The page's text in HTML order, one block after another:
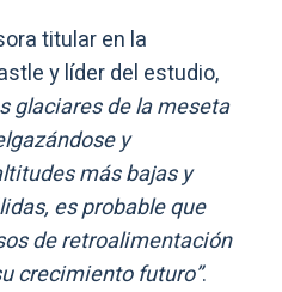
titular en la
y líder del estudio,
glaciares de la meseta
y
más bajas y
es probable que
de retroalimentación
crecimiento futuro”.